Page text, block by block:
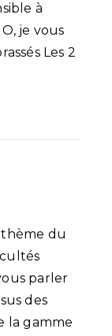
à
je vous
Les 2
du
parler
des
la gamme